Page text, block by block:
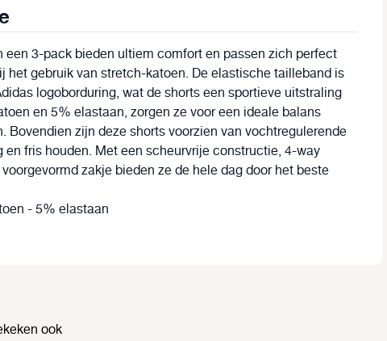
een 3-pack bieden ultiem comfort en passen zich perfect
het gebruik van stretch-katoen. De elastische tailleband is
logoborduring, wat de shorts een sportieve uitstraling
en 5% elastaan, zorgen ze voor een ideale balans
Bovendien zijn deze shorts voorzien van vochtregulerende
fris houden. Met een scheurvrije constructie, 4-way
zakje bieden ze de hele dag door het beste
- 5% elastaan
ook